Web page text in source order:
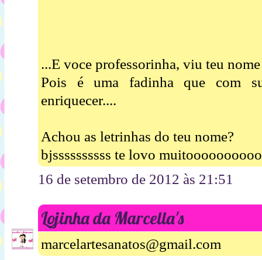
...E voce professorinha, viu teu nome
Pois é uma fadinha que com
enriquecer....
Achou as letrinhas do teu nome?
bjssssssssss te lovo
16 de setembro de 2012 às 21:51
Lojinha da Marcella's
marcelartesanatos@gmail.com